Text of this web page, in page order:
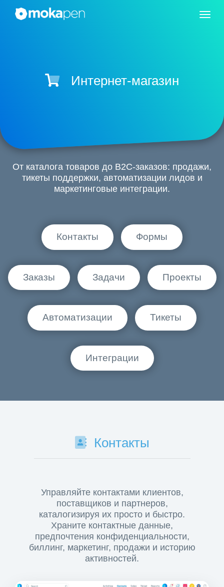
Интернет-магазин
От каталога товаров до B2C-заказов: продажи,
тикеты поддержки, автоматизации лидов и
маркетинговые интеграции.
Контакты Формы
Заказы Задачи Проекты
Автоматизации Тикеты
Интеграции
Контакты
Управляйте контактами клиентов,
поставщиков и партнеров,
каталогизируя их просто и быстро.
Храните контактные данные,
предпочтения конфиденциальности,
биллинг, маркетинг, продажи и историю
активностей.